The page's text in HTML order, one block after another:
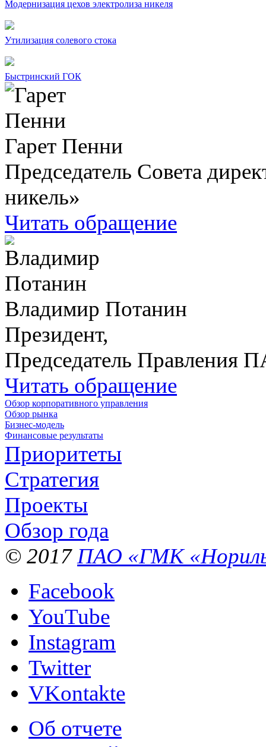
Модернизация цехов электролиза никеля
Утилизация солевого стока
Быстринский ГОК
Гарет Пенни
Председатель Совета
никель»
Читать обращение
Владимир Потанин
Президент,
Председатель Правления
Читать обращение
Обзор корпоративного управления
Обзор рынка
Бизнес-модель
Финансовые результаты
Приоритеты
Стратегия
Проекты
Обзор года
© 2017 ПАО «ГМК
Facebook
YouTube
Instagram
Twitter
VKontakte
Об отчете